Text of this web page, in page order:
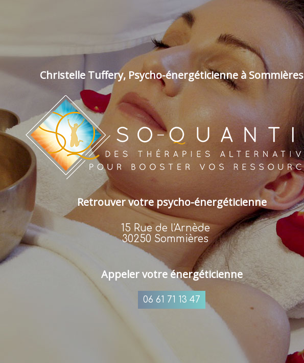
Christelle Tuffery, Psycho-énergéticienne à Sommières
Retrouver votre psycho-énergéticienne
15 Rue de l'Arnède
30250 Sommières
Appeler votre énergéticienne
06 61 71 13 47